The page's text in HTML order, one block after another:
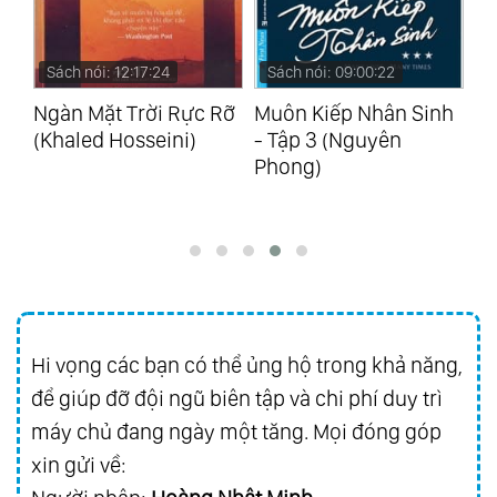
79. Canons, Epigrams And Jokes
80.Irish Songs Woo 152 & 153, Selection
81.12 Irish Songs Woo 154 Complete
82.26 Welsh Songs Woo 155 Complete
Scottish Songs Woo 156 & 157, Complete
Folksongs Woo 158-A-B-C
87.Symphony No. 3, Leonore Overtures -
Otto Klemperer
88.Symphonies Nos.5 & 7 - Herbert Von
Karajan
89.Piano Concerto No.5 - Piano Sonatas Nos.
Sách nói: 12:17:24
Ngàn Mặt Trời Rực Rỡ
(Khaled Hosseini)
Sách nói: 09:00:22
Muôn Kiếp Nhân Sinh
- Tập 3 (Nguyên
Phong)
Hi vọng các bạn có thể ủng hộ trong khả năng,
để giúp đỡ đội ngũ biên tập và chi phí duy trì
máy chủ đang ngày một tăng. Mọi đóng góp
xin gửi về: